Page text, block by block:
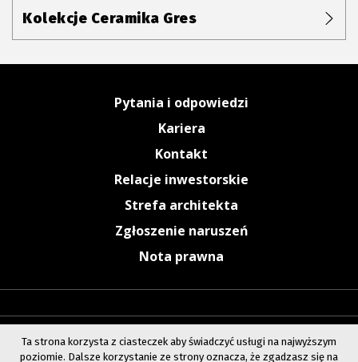
Kolekcje Ceramika Gres
Pytania i odpowiedzi
Kariera
Kontakt
Relacje inwestorskie
Strefa architekta
Zgłoszenie naruszeń
Nota prawna
Ta strona korzysta z ciasteczek aby świadczyć usługi na najwyższym
poziomie. Dalsze korzystanie ze strony oznacza, że zgadzasz się na